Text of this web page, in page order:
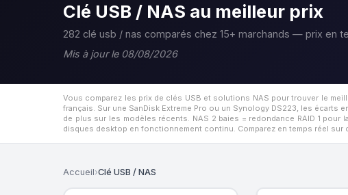
Clé USB / NAS au meilleur prix
282 clé usb / nas comparés chez 15+ marchands — prix en
Mis à jour le 08/08/2026
Vous comparez les prix de clés USB et solutions NAS pour trouver le
français. Sur une SanDisk Extreme Pro ou un Synology DS223, les écarts
de plus sur les modèles récents. NAS 2 baies = redondance RAID 1
disques desktop en fonctionnement continu. Comparez en temps réel sur
Accueil›Clé USB / NAS